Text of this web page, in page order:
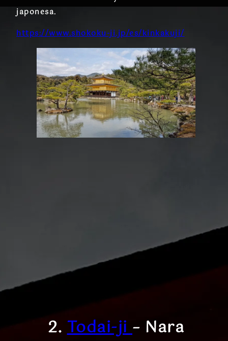
japonesa.
https://www.shokoku-ji.jp/es/kinkakuji/
2.Todai-ji– Nara